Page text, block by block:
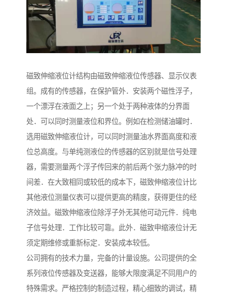
磁致伸缩液位计结构由磁致伸缩液位传感器、显示仪表
组。成有的传感器，在保护管外．安装两个磁性浮子，
一个漂浮在液面之上；另一个处于两种液体的分界面
处．可以同时测量液位和界位。例如在检测储油罐时．
选用磁致伸缩液位计，可以同时测量油水界面高度和液
位总高度。与单纯测液位的传感器的区别就是信号处理
器，需要测量两个浮子传回来的前后两个张力脉冲的时
间差．在大致相同或较低的成本下，磁致伸缩液位计比
其他液位测量仪表可以提供更高的精度，获得更住的经
济效益。磁致伸缩液位除浮子外无其他可动元件．纯电
子信号处理．工作比较可靠。此外．磁致申缩液位计无
须定期维修或重新标定．安装成本较低。
公司拥有的技术力量，完备的计量设施。公司提供的全
系列液位传感器及变送器，能够大限度满足不同用户的
特殊需求。严格控制的制造过程，精心细致的调试，精